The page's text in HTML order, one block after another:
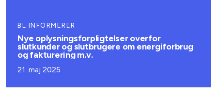
BL INFORMERER
Nye oplysningsforpligtelser overfor
slutkunder og slutbrugere om energiforbrug
og fakturering m.v.
21. maj 2025